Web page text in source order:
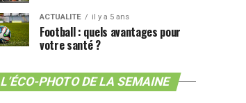
ACTUALITE il y a 5 ans
Football : quels avantages pour
votre santé ?
L’ÉCO-PHOTO DE LA SEMAINE